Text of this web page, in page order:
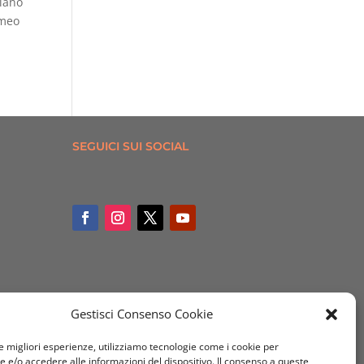
Gestisci Consenso Cookie
migliori esperienze, utilizziamo tecnologie come i cookie per
e/o accedere alle informazioni del dispositivo. Il consenso a queste
SEGUICI SUI SOCIAL